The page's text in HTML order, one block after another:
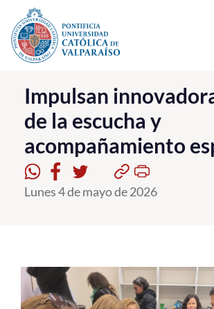
Click acá para ir directamente al contenido
La Universidad
Investigación, Creación e Innovación
PUCV Internacional
Vinculación con el Medio
Postgrado
Formación Continua
Impulsan
de la escucha y
acompañamiento
Lunes 4 de mayo de 2026